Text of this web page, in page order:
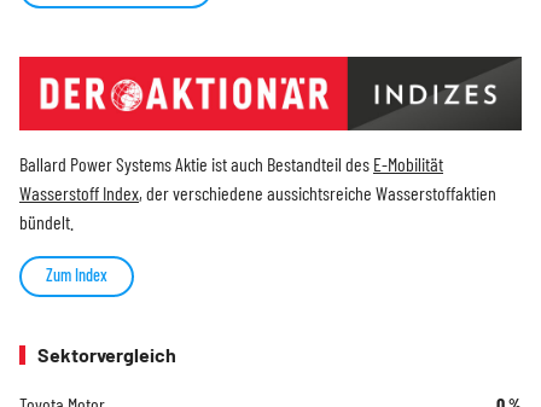
Ballard Power Systems Aktie ist auch Bestandteil des E-Mobilität
Wasserstoff Index, der verschiedene aussichtsreiche Wasserstoffaktien
bündelt.
Zum Index
Sektorvergleich